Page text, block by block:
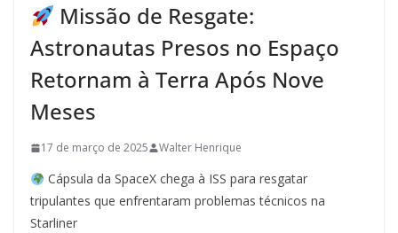
Missão de Resgate:
Astronautas Presos no Espaço
Retornam à Terra Após Nove
Meses
17 de março de 2025 Walter Henrique
Cápsula da SpaceX chega à ISS para resgatar
tripulantes que enfrentaram problemas técnicos na
Starliner